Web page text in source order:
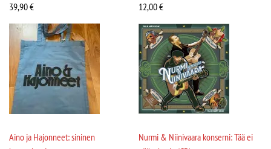
39,90€
12,00€
Aino ja Hajonneet: sininen
Nurmi & Niinivaara konserni: Tää ei